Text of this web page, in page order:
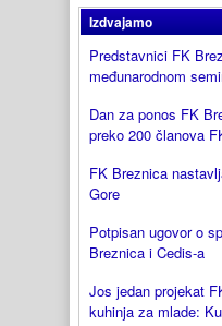
Izdvajamo
Predstavnici FK
međunarodnom
Dan za ponos FK
preko 200 članova
FK Breznica
Gore
Potpisan ugovor o
Breznica i Cedis-a
Jos jedan projekat
kuhinja za mlade: